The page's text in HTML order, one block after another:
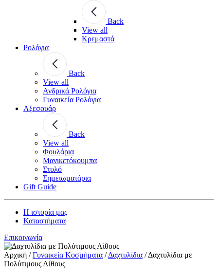
Back
View all
Κρεμαστά
Ρολόγια
Back
View all
Ανδρικά Ρολόγια
Γυναικεία Ρολόγια
Αξεσουάρ
Back
View all
Φουλάρια
Μανικετόκουμπα
Στυλό
Σημειωματάρια
Gift Guide
Η ιστορία μας
Καταστήματα
Επικοινωνία
Αρχική /Γυναικεία Kοσμήματα /Δαχτυλίδια /Δαχτυλίδια με
Πολύτιμους Λίθους